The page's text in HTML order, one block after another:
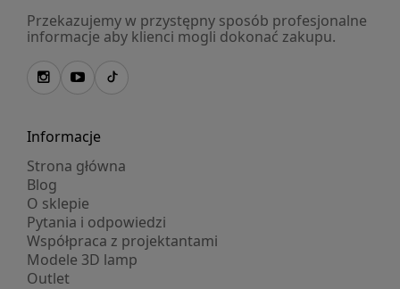
Przekazujemy w przystępny sposób profesjonalne
informacje aby klienci mogli dokonać zakupu.
Informacje
Strona główna
Blog
O sklepie
Pytania i odpowiedzi
Współpraca z projektantami
Modele 3D lamp
Outlet